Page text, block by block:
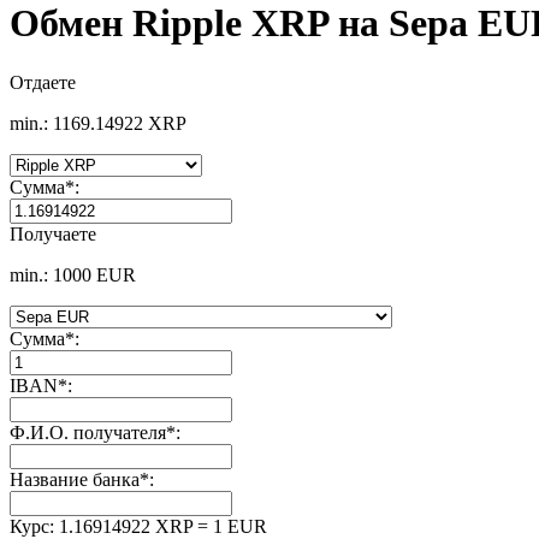
Обмен Ripple XRP на Sepa
Отдаете
min.: 1169.14922 XRP
Сумма*:
Получаете
min.: 1000 EUR
Сумма*:
IBAN*:
Ф.И.О. получателя*:
Название банка*:
Курс: 1.16914922 XRP = 1 EUR